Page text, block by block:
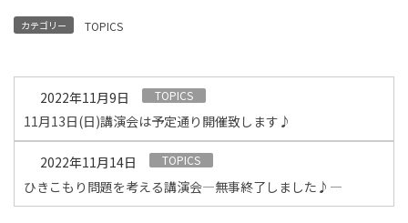
カテゴリー TOPICS
2022年11月9日 TOPICS
11月13日(日)講演会は予定通り開催致します♪
2022年11月14日 TOPICS
ひきこもり問題を考える講演会―無事終了しました♪―